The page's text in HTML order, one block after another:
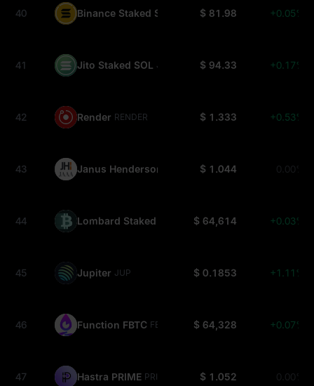
40 Binance Staked SOL BNSOL$ 81.98 +0.05%
41 Jito Staked SOL JITOSOL $ 94.33 +0.17%
42 Render RENDER $ 1.333 +0.53%
43 Janus Henderson Anemoy AAA CLO Fund JAAA
$ 1.044 0.00%
44 Lombard Staked BTC LBTC$ 64,614 +0.03%
45 Jupiter JUP $ 0.1853 +1.11%
46 Function FBTC FBTC $ 64,328 +0.07%
47 Hastra PRIME PRIME $ 1.052 0.00%